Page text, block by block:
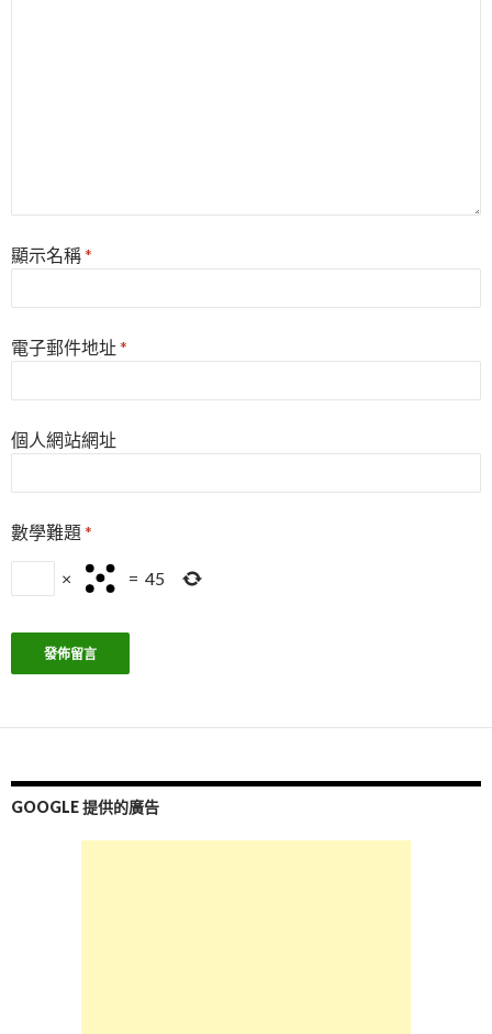
顯示名稱*
電子郵件地址*
個人網站網址
數學難題*
× = 45
GOOGLE 提供的廣告